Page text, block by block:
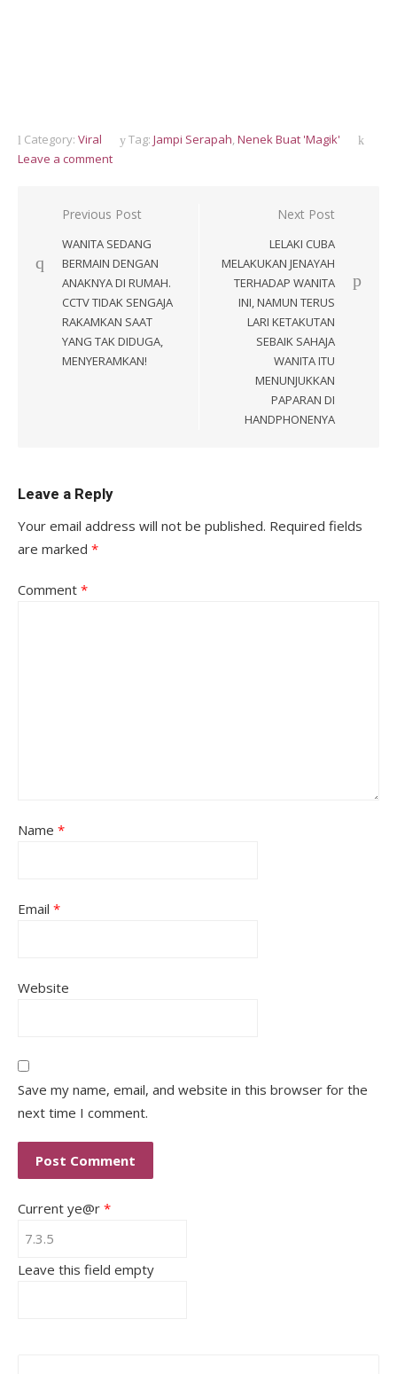
Category: Viral Tag: Jampi Serapah,Nenek Buat 'Magik'
Leave a comment
Post
navigation
Previous Post
WANITA SEDANG
BERMAIN DENGAN
ANAKNYA DI RUMAH.
CCTV TIDAK SENGAJA
RAKAMKAN SAAT
YANG TAK DIDUGA,
MENYERAMKAN!
Next Post
LELAKI CUBA
MELAKUKAN JENAYAH
TERHADAP WANITA
INI, NAMUN TERUS
LARI KETAKUTAN
SEBAIK SAHAJA
WANITA ITU
MENUNJUKKAN
PAPARAN DI
HANDPHONENYA
Leave a Reply
Your email address will not be published. Required fields
are marked *
Comment *
Name *
Email *
Website
Save my name, email, and website in this browser for the
next time I comment.
Current ye@r *
Leave this field empty